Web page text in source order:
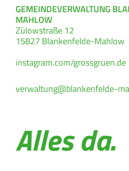
GEMEINDEVERWALTUNG
MAHLOW
Zülowstraße 12
15827 Blankenfelde-Mahlow
instagram.com/grossgruen.de
verwaltung@blankenfelde-
Alles da.